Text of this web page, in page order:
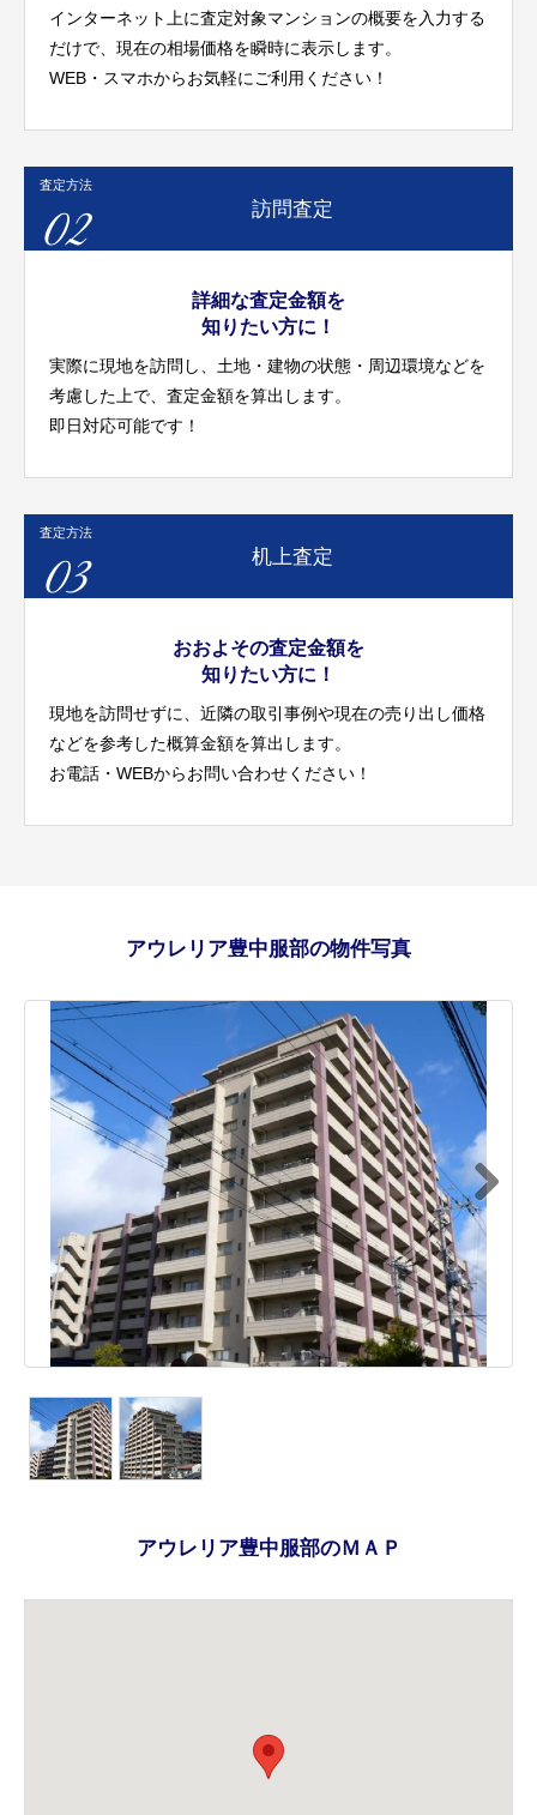
インターネット上に査定対象マンションの概要を入力する
だけで、現在の相場価格を瞬時に表示します。
WEB・スマホからお気軽にご利用ください！
査定方法
02 訪問査定
詳細な査定金額を
知りたい方に！
実際に現地を訪問し、土地・建物の状態・周辺環境などを
考慮した上で、査定金額を算出します。
即日対応可能です！
査定方法
03 机上査定
おおよその査定金額を
知りたい方に！
現地を訪問せずに、近隣の取引事例や現在の売り出し価格
などを参考した概算金額を算出します。
お電話・WEBからお問い合わせください！
アウレリア豊中服部の物件写真
Next
アウレリア豊中服部のＭＡＰ